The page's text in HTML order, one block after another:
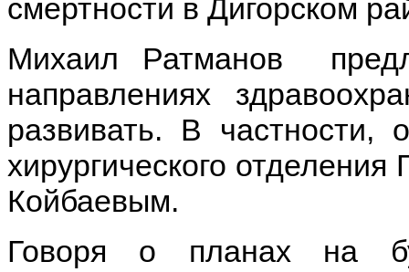
смертности в Дигорском
Михаил Ратманов
направлениях
развивать. В частности,
хирургического
Койбаевым.
Говоря о планах на